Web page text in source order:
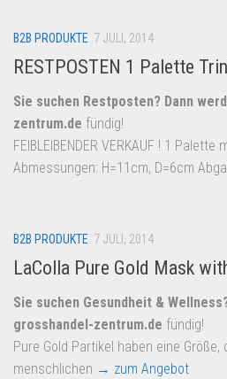
B2B PRODUKTE 7 JULI, 2014
RESTPOSTEN 1 Palette
Sie suchen Restposten? Dann
zentrum.de fündig!
FEIBLEIBENDER VERKAUF ! 1
Abmessungen: H=11cm, D=6cm
B2B PRODUKTE 7 JULI, 2014
LaColla Pure Gold Mask
Sie suchen Gesundheit &
grosshandel-zentrum.de fündig!
Pure Gold Partikel haben eine
menschlichen → zum Angebot